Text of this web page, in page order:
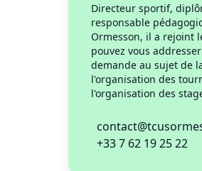
Directeur sportif,
responsable
Ormesson, il a rejoint
pouvez vous
demande au sujet de
l'organisation des
l'organisation des
+33 7 62 19 25 22